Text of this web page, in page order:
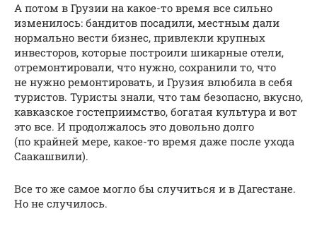
А потом в Грузии на какое-то время все сильно
изменилось: бандитов посадили, местным дали
нормально вести бизнес, привлекли крупных
инвесторов, которые построили шикарные отели,
отремонтировали, что нужно, сохранили то, что
не нужно ремонтировать, и Грузия влюбила в себя
туристов. Туристы знали, что там безопасно, вкусно,
кавказское гостеприимство, богатая культура и вот
это все. И продолжалось это довольно долго
(по крайней мере, какое-то время даже после ухода
Саакашвили).
Все то же самое могло бы случиться и в Дагестане.
Но не случилось.